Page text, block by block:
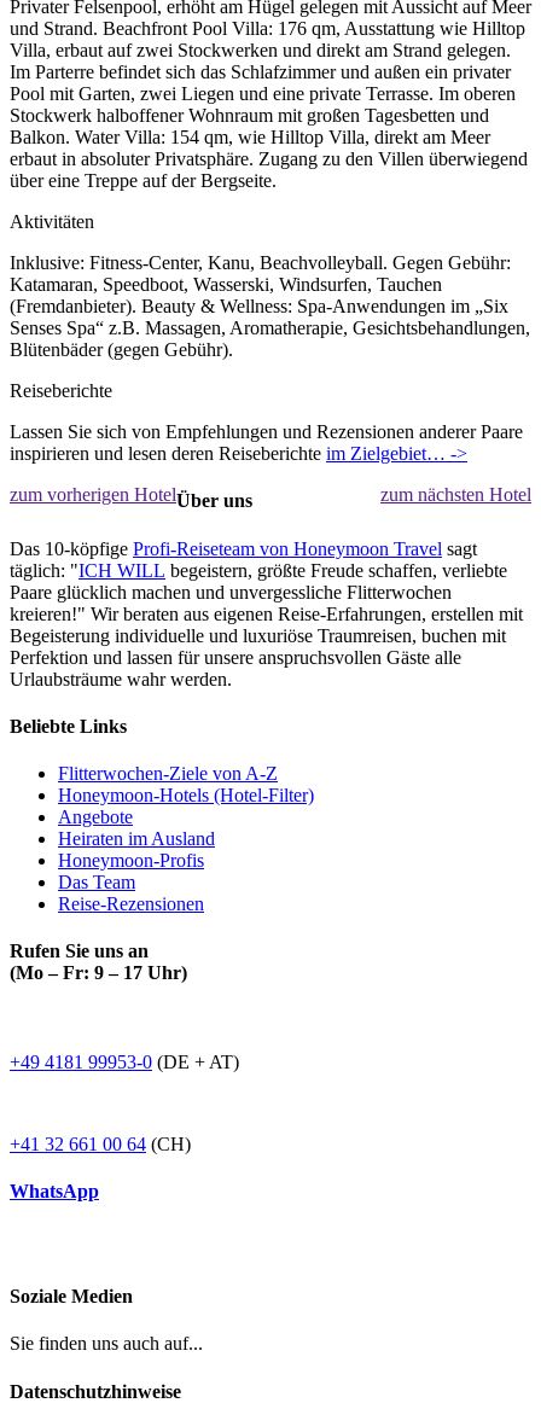
Privater Felsenpool, erhöht am Hügel gelegen mit Aussicht auf Meer
und Strand. Beachfront Pool Villa: 176 qm, Ausstattung wie Hilltop
Villa, erbaut auf zwei Stockwerken und direkt am Strand gelegen.
Im Parterre befindet sich das Schlafzimmer und außen ein privater
Pool mit Garten, zwei Liegen und eine private Terrasse. Im oberen
Stockwerk halboffener Wohnraum mit großen Tagesbetten und
Balkon. Water Villa: 154 qm, wie Hilltop Villa, direkt am Meer
erbaut in absoluter Privatsphäre. Zugang zu den Villen überwiegend
über eine Treppe auf der Bergseite.
Aktivitäten
Inklusive: Fitness-Center, Kanu, Beachvolleyball. Gegen Gebühr:
Katamaran, Speedboot, Wasserski, Windsurfen, Tauchen
(Fremdanbieter). Beauty & Wellness: Spa-Anwendungen im „Six
Senses Spa“ z.B. Massagen, Aromatherapie, Gesichtsbehandlungen,
Blütenbäder (gegen Gebühr).
Reiseberichte
Lassen Sie sich von Empfehlungen und Rezensionen anderer Paare
inspirieren und lesen deren Reiseberichte im Zielgebiet… ->
zum vorherigen Hotel
zum nächsten Hotel
Über uns
Das 10-köpfige Profi-Reiseteam von Honeymoon Travel sagt
täglich: "ICH WILL begeistern, größte Freude schaffen, verliebte
Paare glücklich machen und unvergessliche Flitterwochen
kreieren!" Wir beraten aus eigenen Reise-Erfahrungen, erstellen mit
Begeisterung individuelle und luxuriöse Traumreisen, buchen mit
Perfektion und lassen für unsere anspruchsvollen Gäste alle
Urlaubsträume wahr werden.
Beliebte Links
Flitterwochen-Ziele von A-Z
Honeymoon-Hotels (Hotel-Filter)
Angebote
Heiraten im Ausland
Honeymoon-Profis
Das Team
Reise-Rezensionen
Rufen Sie uns an
(Mo – Fr: 9 – 17 Uhr)
+49 4181 99953-0 (DE + AT)
+41 32 661 00 64 (CH)
WhatsApp
Soziale Medien
Sie finden uns auch auf...
Datenschutzhinweise